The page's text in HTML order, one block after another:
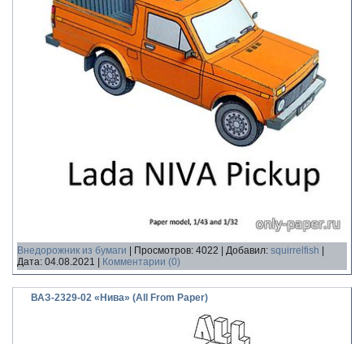
Внедорожник из бумаги | Просмотров: 4022 | Добавил: squirrelfish |
Дата: 04.08.2021 | Комментарии (0)
ВАЗ-2329-02 «Нива» (All From Paper)